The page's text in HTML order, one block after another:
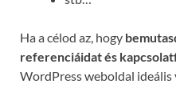
Ha a célod az, hogy
referenciáidat és
WordPress weboldal ideális